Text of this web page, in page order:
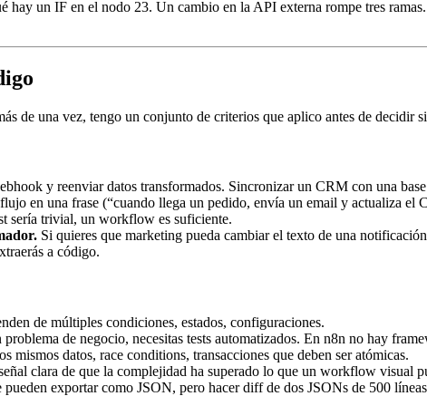
un IF en el nodo 23. Un cambio en la API externa rompe tres
de una vez, tengo un conjunto de criterios que aplico antes de
y reenviar datos transformados. Sincronizar un CRM con una base
en una frase (“cuando llega un pedido, envía un email y actualiza
sería trivial, un workflow es suficiente.
Si quieres que marketing pueda cambiar el texto de una
a código.
de múltiples condiciones, estados, configuraciones.
de negocio, necesitas tests automatizados. En n8n no hay
mismos datos, race conditions, transacciones que deben ser atómicas.
clara de que la complejidad ha superado lo que un workflow visual
exportar como JSON, pero hacer diff de dos JSONs de 500